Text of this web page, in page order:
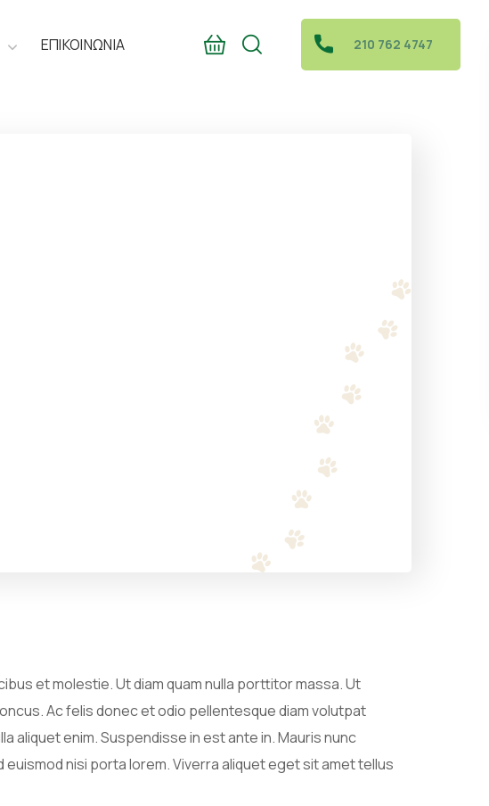
ΕΠΙΚΟΙΝΩΝΙΑ 210 762 4747
et molestie. Ut diam quam nulla porttitor massa. Ut
Ac felis donec et odio pellentesque diam volutpat
aliquet enim. Suspendisse in est ante in. Mauris nunc
nisi porta lorem. Viverra aliquet eget sit amet tellus